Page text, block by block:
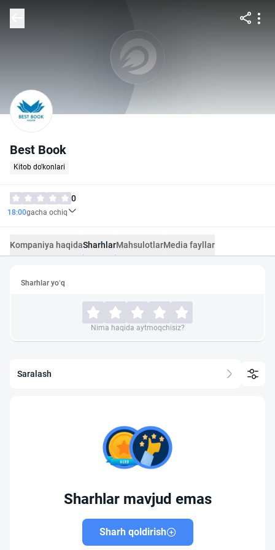
Best Book
Kitob do'konlari
0
18:00gacha ochiq
Kompaniya haqidaSharhlarMahsulotlarMedia fayllar
Sharhlar yo‘q
Nima haqida aytmoqchisiz?
Saralash
Sharhlar mavjud emas
Sharh qoldirish